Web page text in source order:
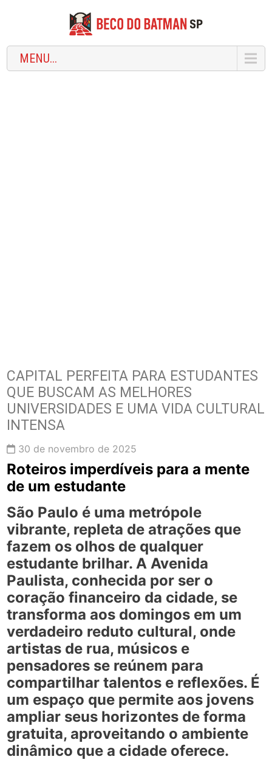
MENU...
CAPITAL PERFEITA PARA ESTUDANTES
QUE BUSCAM AS MELHORES
UNIVERSIDADES E UMA VIDA CULTURAL
INTENSA
30 de novembro de 2025
Roteiros imperdíveis para a mente
de um estudante
São Paulo é uma metrópole
vibrante, repleta de atrações que
fazem os olhos de qualquer
estudante brilhar. A Avenida
Paulista, conhecida por ser o
coração financeiro da cidade, se
transforma aos domingos em um
verdadeiro reduto cultural, onde
artistas de rua, músicos e
pensadores se reúnem para
compartilhar talentos e reflexões. É
um espaço que permite aos jovens
ampliar seus horizontes de forma
gratuita, aproveitando o ambiente
dinâmico que a cidade oferece.